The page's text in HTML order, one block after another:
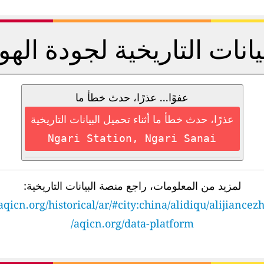
التاريخية لجودة
عفوًا... عذرًا، حدث خطأ ما
عذرًا، حدث خطأ ما أثناء تحميل البيانات التاريخية
Ngari Station, Ngari Sanai
لمزيد من المعلومات، راجع منصة البيانات التاريخية:
historical/ar/#city:china/alidiqu/
aqicn.org/data-platform/